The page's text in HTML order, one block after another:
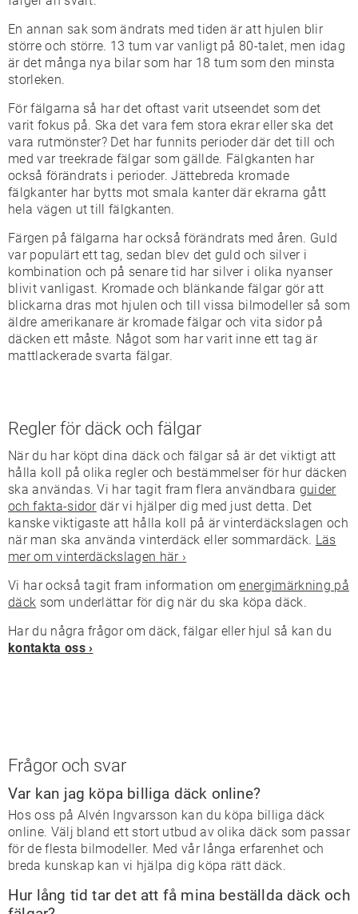
En annan sak som ändrats med tiden är att hjulen blir
större och större. 13 tum var vanligt på 80-talet, men idag
är det många nya bilar som har 18 tum som den minsta
storleken.
För fälgarna så har det oftast varit utseendet som det
varit fokus på. Ska det vara fem stora ekrar eller ska det
vara rutmönster? Det har funnits perioder där det till och
med var treekrade fälgar som gällde. Fälgkanten har
också förändrats i perioder. Jättebreda kromade
fälgkanter har bytts mot smala kanter där ekrarna gått
hela vägen ut till fälgkanten.
Färgen på fälgarna har också förändrats med åren. Guld
var populärt ett tag, sedan blev det guld och silver i
kombination och på senare tid har silver i olika nyanser
blivit vanligast. Kromade och blänkande fälgar gör att
blickarna dras mot hjulen och till vissa bilmodeller så som
äldre amerikanare är kromade fälgar och vita sidor på
däcken ett måste. Något som har varit inne ett tag är
mattlackerade svarta fälgar.
Regler för däck och fälgar
När du har köpt dina däck och fälgar så är det viktigt att
hålla koll på olika regler och bestämmelser för hur däcken
ska användas. Vi har tagit fram flera användbara guider
och fakta-sidordär vi hjälper dig med just detta. Det
kanske viktigaste att hålla koll på är vinterdäckslagen och
när man ska använda vinterdäck eller sommardäck. Läs
mer om vinterdäckslagen här ›
Vi har också tagit fram information omenergimärkning på
däck som underlättar för dig när du ska köpa däck.
Har du några frågor om däck, fälgar eller hjul så kan du
kontakta oss ›
Frågor och svar
Var kan jag köpa billiga däck online?
Hos oss på Alvén Ingvarsson kan du köpa billiga däck
online. Välj bland ett stort utbud av olika däck som passar
för de flesta bilmodeller. Med vår långa erfarenhet och
breda kunskap kan vi hjälpa dig köpa rätt däck.
Hur lång tid tar det att få mina beställda däck och